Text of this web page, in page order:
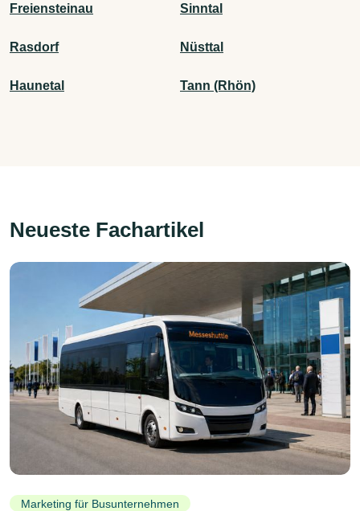
Freiensteinau Sinntal
Rasdorf Nüsttal
Haunetal Tann (Rhön)
Neueste Fachartikel
Marketing für Busunternehmen